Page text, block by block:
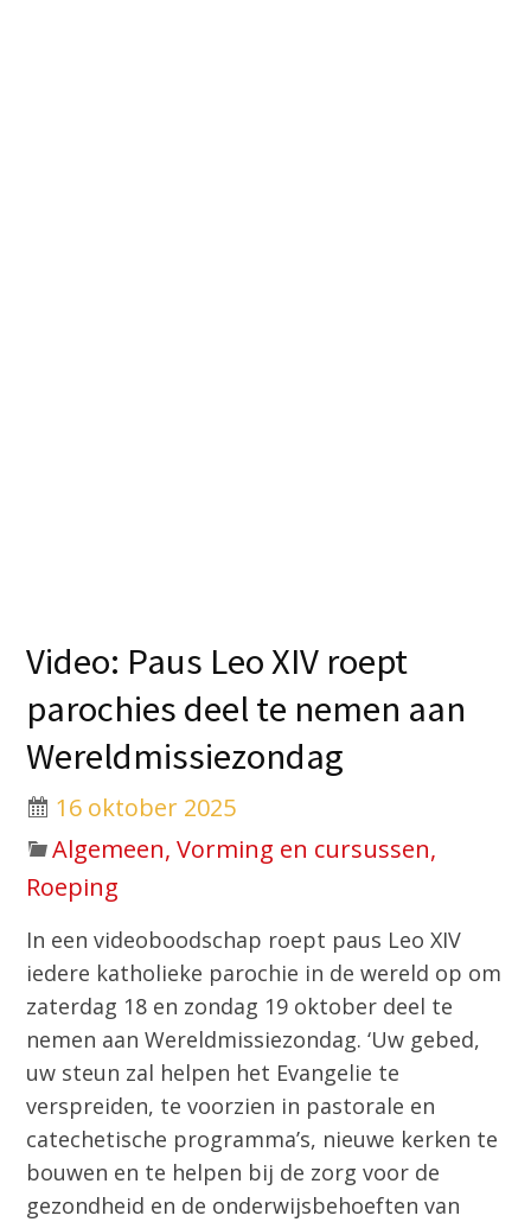
Video: Paus Leo XIV roept
parochies deel te nemen aan
Wereldmissiezondag
16 oktober 2025
Algemeen, Vorming en cursussen,
Roeping
In een videoboodschap roept paus Leo XIV
iedere katholieke parochie in de wereld op om
zaterdag 18 en zondag 19 oktober deel te
nemen aan Wereldmissiezondag. ‘Uw gebed,
uw steun zal helpen het Evangelie te
verspreiden, te voorzien in pastorale en
catechetische programma’s, nieuwe kerken te
bouwen en te helpen bij de zorg voor de
gezondheid en de onderwijsbehoeften van